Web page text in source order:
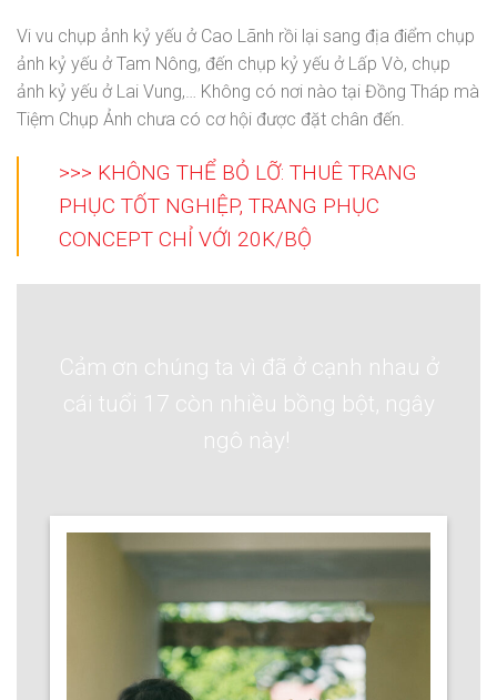
Vi vu chụp ảnh kỷ yếu ở Cao Lãnh rồi lại sang địa điểm chụp
ảnh kỷ yếu ở Tam Nông, đến chụp kỷ yếu ở Lấp Vò, chụp
ảnh kỷ yếu ở Lai Vung,… Không có nơi nào tại Đồng Tháp mà
Tiệm Chụp Ảnh chưa có cơ hội được đặt chân đến.
>>> KHÔNG THỂ BỎ LỠ: THUÊ TRANG
PHỤC TỐT NGHIỆP, TRANG PHỤC
CONCEPT CHỈ VỚI 20K/BỘ
Cảm ơn chúng ta vì đã ở cạnh nhau ở
cái tuổi 17 còn nhiều bồng bột, ngây
ngô này!